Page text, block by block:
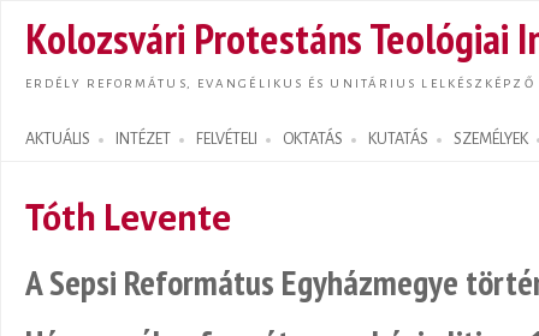
Kolozsvári Protestáns Teológiai
ERDÉLY REFORMÁTUS, EVANGÉLIKUS ÉS UNITÁRIUS LELKÉSZKÉPZŐ
AKTUÁLIS INTÉZET FELVÉTELI OKTATÁS KUTATÁS SZEMÉLYEK
Search form
Tóth Levente
A Sepsi Református Egyházmegye